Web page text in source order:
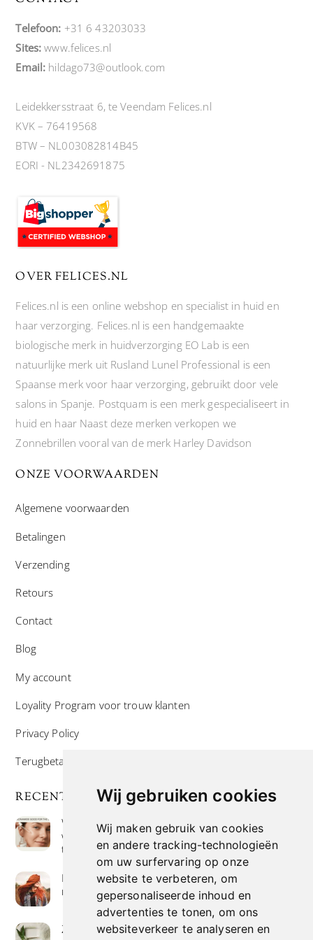
Wij gebruiken cookies
Wij maken gebruik van cookies
en andere tracking-technologieën
om uw surfervaring op onze
website te verbeteren, om
gepersonaliseerde inhoud en
advertenties te tonen, om ons
websiteverkeer te analyseren en
Telefoon: +31 6 43203033
Sites: www.felices.nl
Email: hildago73@outlook.com
Leidekkersstraat 6, te Veendam Felices.nl
KVK – 76419568
BTW – NL003082814B45
EORI - NL2342691875
OVER FELICES.NL
Felices.nl is een online webshop en specialist in huid en
haar verzorging. Felices.nl is een handgemaakte
biologische merk in huidverzorging EO Lab is een
natuurlijke merk uit Rusland Lunel Professional is een
Spaanse merk voor haar verzorging, gebruikt door vele
salons in Spanje. Postquam is een merk gespecialiseert in
huid en haar Naast deze merken verkopen we
Zonnebrillen vooral van de merk Harley Davidson
ONZE VOORWAARDEN
Algemene voorwaarden
Betalingen
Verzending
Retours
Contact
Blog
My account
Loyality Program voor trouw klanten
Privacy Policy
Terugbetaal- en retourneringsbeleid
RECENTE POSTS
Wat is niacinamide? Voordelen, toepassingen en
waarom het overal in huidverzorgingsproducten
te vinden is
Hoe verf je haar op de meest natuurlijke manier
met henna kleuring
Zeep met een hoog vetgehalte: mythe of